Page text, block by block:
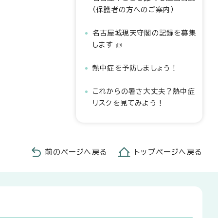
（保護者の方へのご案内）
名古屋城現天守閣の記録を募集
します
熱中症を予防しましょう！
これからの暑さ大丈夫？熱中症
リスクを見てみよう！
前のページへ戻る トップページへ戻る